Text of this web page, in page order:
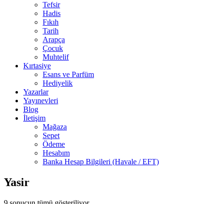
Tefsir
Hadis
Fıkıh
Tarih
Arapça
Çocuk
Muhtelif
Kırtasiye
Esans ve Parfüm
Hediyelik
Yazarlar
Yayınevleri
Blog
İletişim
Mağaza
Sepet
Ödeme
Hesabım
Banka Hesap Bilgileri (Havale / EFT)
Yasir